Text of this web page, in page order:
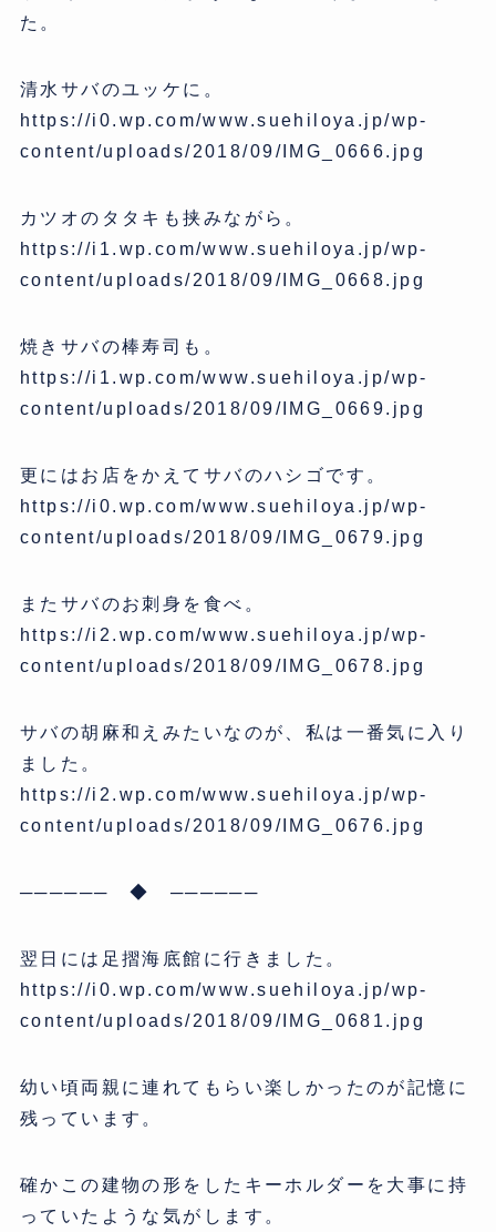
た。
清水サバのユッケに。
https://i0.wp.com/www.suehiloya.jp/wp-
content/uploads/2018/09/IMG_0666.jpg
カツオのタタキも挟みながら。
https://i1.wp.com/www.suehiloya.jp/wp-
content/uploads/2018/09/IMG_0668.jpg
焼きサバの棒寿司も。
https://i1.wp.com/www.suehiloya.jp/wp-
content/uploads/2018/09/IMG_0669.jpg
更にはお店をかえてサバのハシゴです。
https://i0.wp.com/www.suehiloya.jp/wp-
content/uploads/2018/09/IMG_0679.jpg
またサバのお刺身を食べ。
https://i2.wp.com/www.suehiloya.jp/wp-
content/uploads/2018/09/IMG_0678.jpg
サバの胡麻和えみたいなのが、私は一番気に入り
ました。
https://i2.wp.com/www.suehiloya.jp/wp-
content/uploads/2018/09/IMG_0676.jpg
────── ◆ ──────
翌日には足摺海底館に行きました。
https://i0.wp.com/www.suehiloya.jp/wp-
content/uploads/2018/09/IMG_0681.jpg
幼い頃両親に連れてもらい楽しかったのが記憶に
残っています。
確かこの建物の形をしたキーホルダーを大事に持
っていたような気がします。